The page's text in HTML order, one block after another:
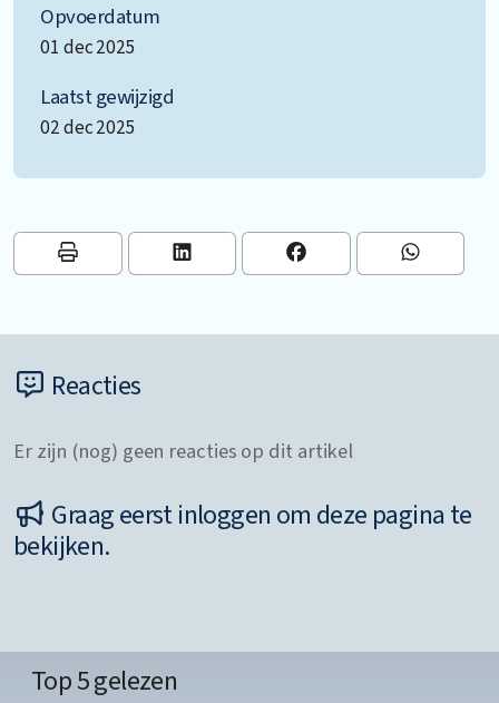
Opvoerdatum
01 dec 2025
Laatst gewijzigd
02 dec 2025
Reacties
Er zijn (nog) geen reacties op dit artikel
Graag eerst inloggen om deze pagina te
bekijken.
Top 5 gelezen